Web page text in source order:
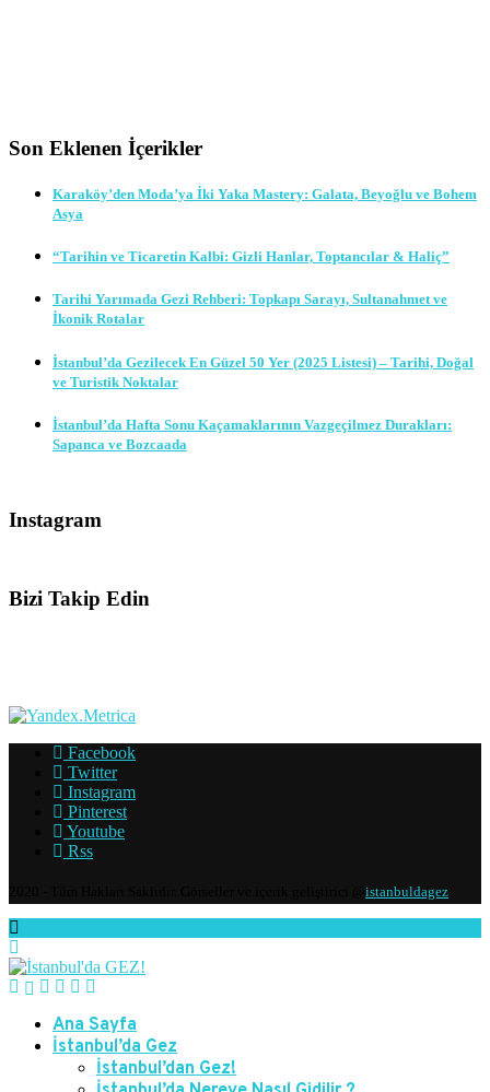
Son Eklenen İçerikler
Karaköy’den Moda’ya İki Yaka Mastery: Galata, Beyoğlu ve Bohem
Asya
“Tarihin ve Ticaretin Kalbi: Gizli Hanlar, Toptancılar & Haliç”
Tarihi Yarımada Gezi Rehberi: Topkapı Sarayı, Sultanahmet ve
İkonik Rotalar
İstanbul’da Gezilecek En Güzel 50 Yer (2025 Listesi) – Tarihi, Doğal
ve Turistik Noktalar
İstanbul’da Hafta Sonu Kaçamaklarının Vazgeçilmez Durakları:
Sapanca ve Bozcaada
Instagram
Bizi Takip Edin
Facebook
Twitter
Instagram
Pinterest
Youtube
Rss
istanbuldagez
Ana Sayfa
İstanbul’da Gez
İstanbul’dan Gez!